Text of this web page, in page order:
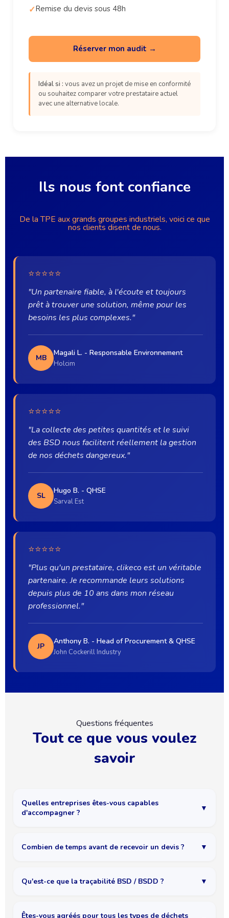
Remise du devis sous 48h
Réserver mon audit →
Idéal si : vous avez un projet de mise en conformité
ou souhaitez comparer votre prestataire actuel
avec une alternative locale.
Ils nous font confiance
De la TPE aux grands groupes industriels, voici ce que
nos clients disent de nous.
⭐⭐⭐⭐⭐
"Un partenaire fiable, à l'écoute et toujours
prêt à trouver une solution, même pour les
besoins les plus complexes."
MB
Magali L. - Responsable Environnement
Holcim
⭐⭐⭐⭐⭐
"La collecte des petites quantités et le suivi
des BSD nous facilitent réellement la gestion
de nos déchets dangereux."
SL
Hugo B. - QHSE
Sarval Est
⭐⭐⭐⭐⭐
"Plus qu'un prestataire, clikeco est un véritable
partenaire. Je recommande leurs solutions
depuis plus de 10 ans dans mon réseau
professionnel."
JP
Anthony B. - Head of Procurement & QHSE
John Cockerill Industry
Questions fréquentes
Tout ce que vous voulez
savoir
Quelles entreprises êtes-vous capables
d'accompagner ?
▼
productrices de déchets dangereux : industrie, artisanat,
soyez une TPE avec quelques fûts par an ou un site ICPE
avec des flux réguliers, nous avons une solution
Combien de temps avant de recevoir un devis ? ▼
estimation le jour même. Pour un audit complet sur site,
recommandations et un plan d'action priorisé.
Qu'est-ce que la traçabilité BSD / BSDD ? ▼
Le BSD (Bordereau de Suivi des Déchets) et le BSDD
Êtes-vous agréés pour tous les types de déchets